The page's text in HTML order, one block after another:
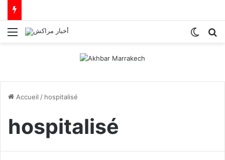
Menu
Accueil / hospitalisé
hospitalisé